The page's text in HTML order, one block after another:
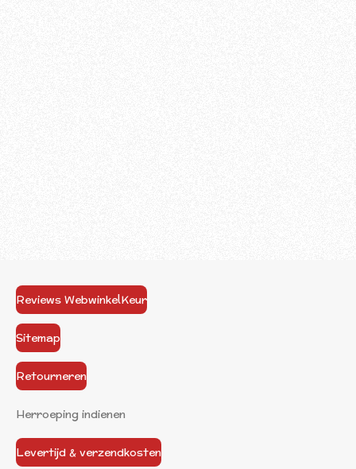
Reviews WebwinkelKeur
Sitemap
Retourneren
Herroeping indienen
Levertijd & verzendkosten